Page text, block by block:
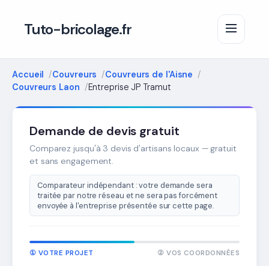
Tuto-bricolage.fr
Accueil Couvreurs
Couvreurs de l'Aisne
Couvreurs Laon
Entreprise JP Tramut
Demande de devis gratuit
Comparez jusqu'à 3 devis d'artisans locaux — gratuit
et sans engagement.
Comparateur indépendant : votre demande sera
traitée par notre réseau et ne sera pas forcément
envoyée à l'entreprise présentée sur cette page.
① VOTRE PROJET ② VOS COORDONNÉES